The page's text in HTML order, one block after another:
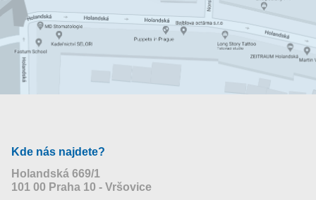
Kde nás najdete?
Holandská 669/1
101 00 Praha 10 - Vršovice